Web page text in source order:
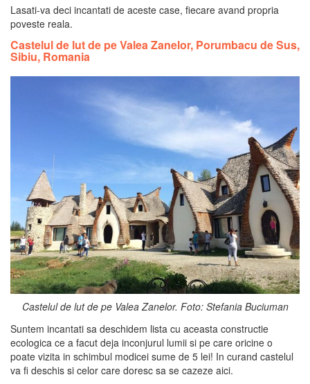
Lasati-va deci incantati de aceste case, fiecare avand propria
poveste reala.
Castelul de lut de pe Valea Zanelor, Porumbacu de Sus,
Sibiu, Romania
Castelul de lut de pe Valea Zanelor. Foto: Stefania Buciuman
Suntem incantati sa deschidem lista cu aceasta constructie
ecologica ce a facut deja inconjurul lumii si pe care oricine o
poate vizita in schimbul modicei sume de 5 lei! In curand castelul
va fi deschis si celor care doresc sa se cazeze aici.